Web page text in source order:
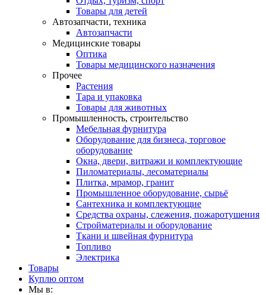
Товары для детей
Автозапчасти, техника
Автозапчасти
Медицинские товары
Оптика
Товары медицинского назначения
Прочее
Растения
Тара и упаковка
Товары для животных
Промышленность, строительство
Мебельная фурнитура
Оборудование для бизнеса, торговое
оборудование
Окна, двери, витражи и комплектующие
Пиломатериалы, лесоматериалы
Плитка, мрамор, гранит
Промышленное оборудование, сырьё
Сантехника и комплектующие
Средства охраны, слежения, пожаротушения
Стройматериалы и оборудование
Ткани и швейная фурнитура
Топливо
Электрика
Товары
Куплю оптом
Мы в: